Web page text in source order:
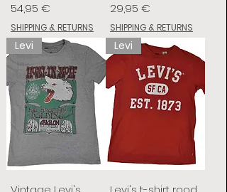
Prix
54,95 €
SHIPPING & RETURNS
Prix
29,95 €
SHIPPING & RETURNS
Levi Levi